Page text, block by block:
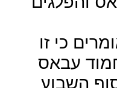
כי זו
עבאס
השבוע